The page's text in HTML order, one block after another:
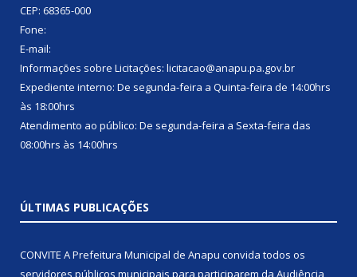
CEP: 68365-000
Fone:
E-mail:
Informações sobre Licitações: licitacao@anapu.pa.gov.br
Expediente interno: De segunda-feira a Quinta-feira de 14:00hrs
às 18:00hrs
Atendimento ao público: De segunda-feira a Sexta-feira das
08:00hrs às 14:00hrs
ÚLTIMAS PUBLICAÇÕES
CONVITE A Prefeitura Municipal de Anapu convida todos os
servidores públicos municipais para participarem da Audiência